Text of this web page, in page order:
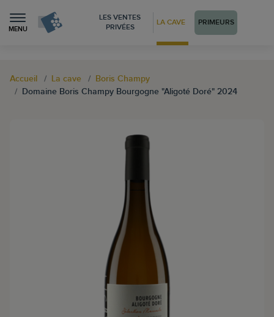
MENU
LES VENTES
PRIVÉES
LA CAVE PRIMEURS
Accueil La cave
Boris Champy
Domaine Boris Champy Bourgogne "Aligoté Doré" 2024